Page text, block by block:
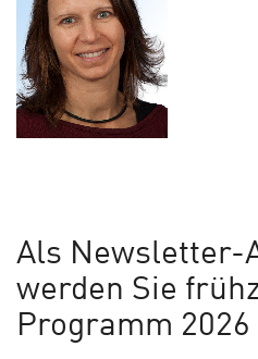
Als Newsletter-
werden Sie
Programm